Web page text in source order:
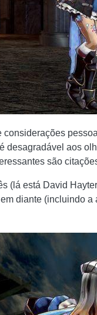
considerações
desagradável aos
são
(lá está David
diante (incluindo